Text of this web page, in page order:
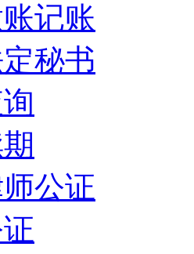
记账
秘书
公证